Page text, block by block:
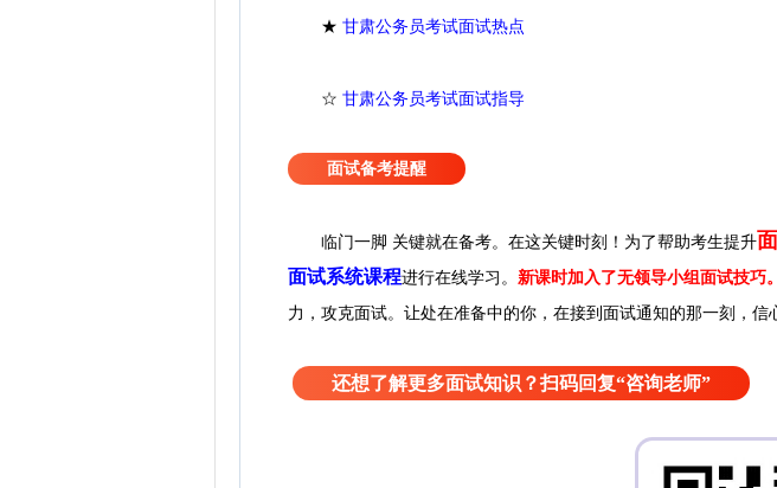
★ 甘肃公务员考试面试热点
☆ 甘肃公务员考试面试指导
面试备考提醒
临门一脚 关键就在备考。 在这关键时刻！ 为了帮助考生提升
面试系统课程进行在线学习。 新课时加入了无领导小组面试技巧。
力，攻克面试。让处在准备中的你，在接到面试通知的那一刻，信
还想了解更多面试知识？扫码回复“咨询老师”